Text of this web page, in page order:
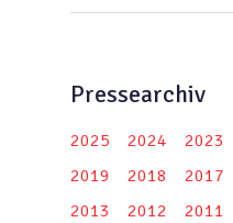
Pressearchiv
2025 2024 2023
2019
2018 2017
2013
2012 2011